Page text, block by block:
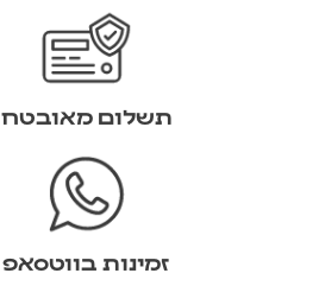
תשלום מאובטח
זמינות בווטסאפ